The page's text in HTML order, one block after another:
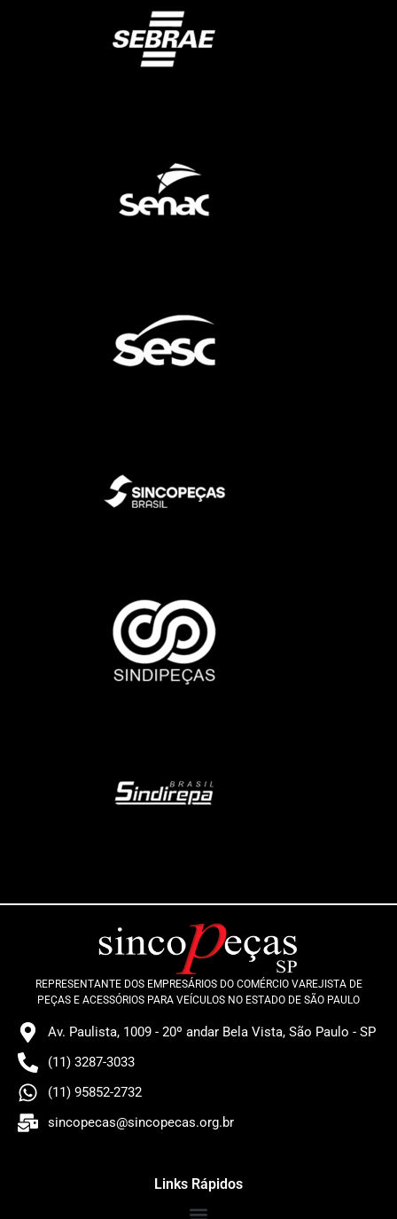
REPRESENTANTE DOS EMPRESÁRIOS DO COMÉRCIO VAREJISTA DE
PEÇAS E ACESSÓRIOS PARA VEÍCULOS NO ESTADO DE SÃO PAULO
Av. Paulista, 1009 - 20º andar Bela Vista, São Paulo - SP
(11) 3287-3033
(11) 95852-2732
sincopecas@sincopecas.org.br
Links Rápidos